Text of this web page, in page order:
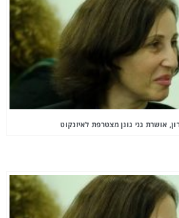
אושרת גני גונן מצטרפת לאיזנקוט